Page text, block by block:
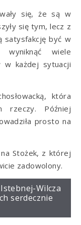
się, że są w
się tym, lecz z
satysfakcję być w
wyniknąć wiele
w każdej sytuacji
która
rzeczy. Później
prosto na
na Stożek, z której
zadowolony.
Wilcza
serdecznie